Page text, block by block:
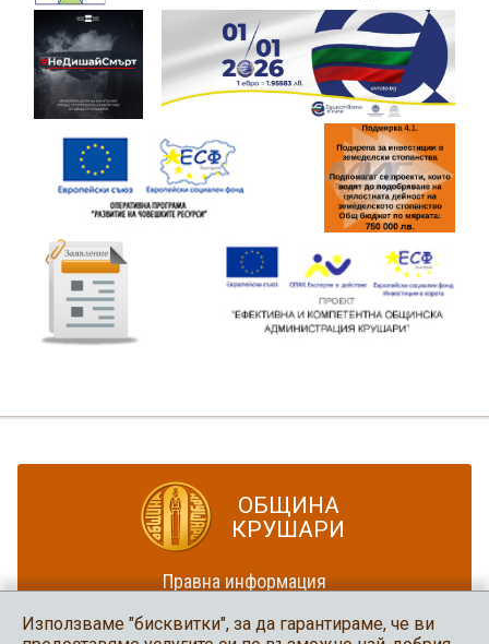
ОБЩИНА
КРУШАРИ
Правна информация
Карта на сайта
Използваме "бисквитки", за да гарантираме, че ви